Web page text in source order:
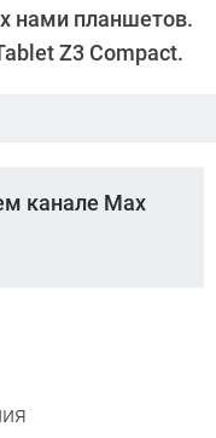
нами планшетов.
Z3 Compact.
канале Max